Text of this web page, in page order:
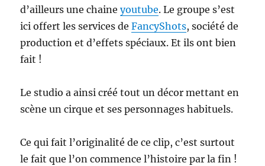
d’ailleurs une chaineyoutube. Le groupe s’est
ici offert les services deFancyShots, société de
production et d’effets spéciaux. Et ils ont bien
fait !
Le studio a ainsi créé tout un décor mettant en
scène un cirque et ses personnages habituels.
Ce qui fait l’originalité de ce clip, c’est surtout
le fait que l’on commence l’histoire par la fin !